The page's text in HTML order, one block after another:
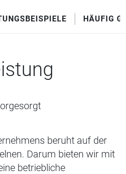
HÄUFIG
beruht auf der
Darum bieten wir mit
betriebliche